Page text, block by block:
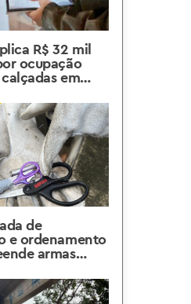
R$ 32 mil
ocupação
em
de
e ordenamento
armas